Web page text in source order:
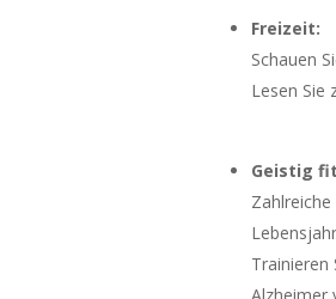
Freizeit:
Schauen
Lesen Sie
Geistig
Trainieren